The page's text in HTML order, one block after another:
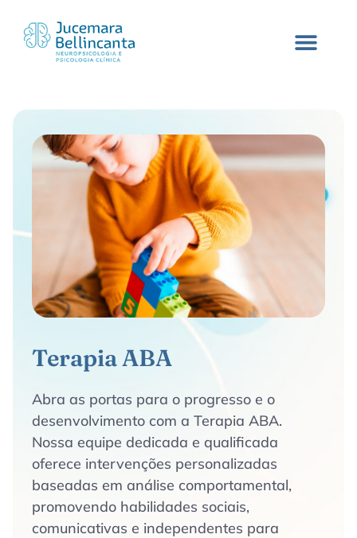
Terapia ABA
Abra as portas para o progresso e o
desenvolvimento com a Terapia ABA.
Nossa equipe dedicada e qualificada
oferece intervenções personalizadas
baseadas em análise comportamental,
promovendo habilidades sociais,
comunicativas e independentes para